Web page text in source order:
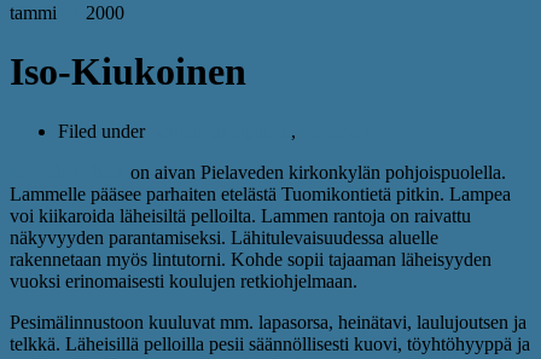
tammi
2000
Iso-Kiukoinen
Filed under ,
on aivan Pielaveden kirkonkylän pohjoispuolella.
Lammelle pääsee parhaiten etelästä Tuomikontietä pitkin. Lampea
voi kiikaroida läheisiltä pelloilta. Lammen rantoja on raivattu
näkyvyyden parantamiseksi. Lähitulevaisuudessa aluelle
rakennetaan myös lintutorni. Kohde sopii tajaaman läheisyyden
vuoksi erinomaisesti koulujen retkiohjelmaan.
Pesimälinnustoon kuuluvat mm. lapasorsa, heinätavi, laulujoutsen ja
telkkä. Läheisillä pelloilla pesii säännöllisesti kuovi, töyhtöhyyppä ja